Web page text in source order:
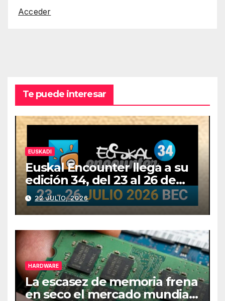
Acceder
Te puede interesar
EUSKADI
Euskal Encounter llega a su
edición 34, del 23 al 26 de
julio
22 JULIO, 2026
HARDWARE
La escasez de memoria frena
en seco el mercado mundial